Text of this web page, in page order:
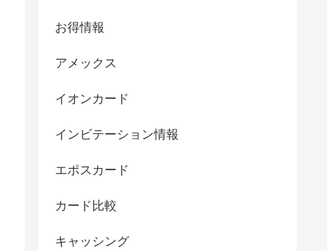
お得情報
アメックス
イオンカード
インビテーション情報
エポスカード
カード比較
キャッシング